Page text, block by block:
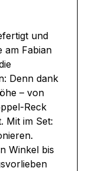
und
am Fabian
Denn dank
– von
Reck
Mit im Set:
Winkel bis